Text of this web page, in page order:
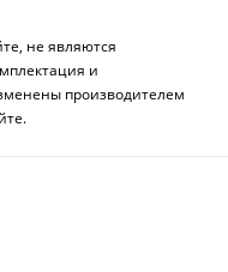
не являются
и
производителем